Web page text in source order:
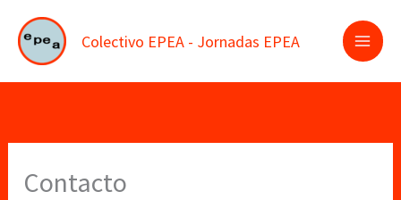
contenido
Colectivo EPEA - Jornadas EPEA
Contacto